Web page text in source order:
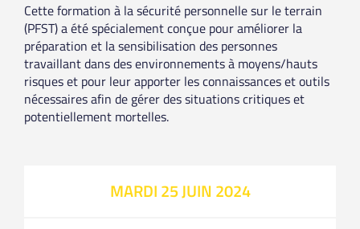
Cette formation à la sécurité personnelle sur le terrain
(PFST) a été spécialement conçue pour améliorer la
préparation et la sensibilisation des personnes
travaillant dans des environnements à moyens/hauts
risques et pour leur apporter les connaissances et outils
nécessaires afin de gérer des situations critiques et
potentiellement mortelles.
MARDI 25 JUIN 2024